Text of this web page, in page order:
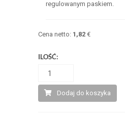
regulowanym paskiem.
Cena netto: 1,82€
ILOŚĆ:
Dodaj do koszyka